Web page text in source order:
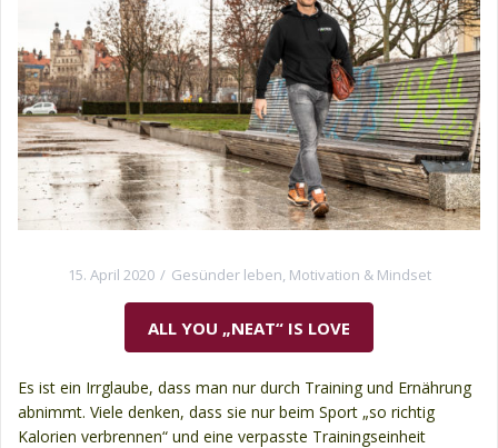
15. April 2020 Gesünder leben, Motivation & Mindset
ALL YOU „NEAT“ IS LOVE
Es ist ein Irrglaube, dass man nur durch Training und Ernährung
abnimmt. Viele denken, dass sie nur beim Sport „so richtig
Kalorien verbrennen“ und eine verpasste Trainingseinheit